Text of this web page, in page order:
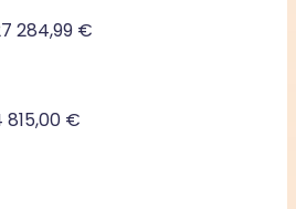
284,99 €
815,00 €